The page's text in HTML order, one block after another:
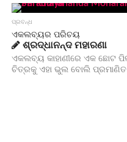
ପ୍ରବନ୍ଧ
ଏକଲବ୍ୟର ପରିଚୟ
ଶ୍ରଦ୍ଧାନନ୍ଦ ମହାରଣା
ଏକଲବ୍ୟ କାହାଣୀରେ ଏକ ଛୋଟ
ଚିତ୍ରକୁ ଏହା ଭୁଲ ବୋଲି